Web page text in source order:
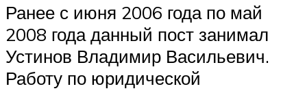
Ранее с июня 2006 года по май
2008 года данный пост занимал
Устинов Владимир Васильевич.
Работу по юридической